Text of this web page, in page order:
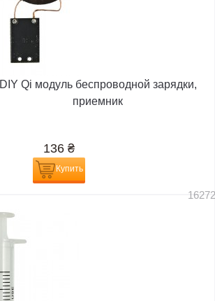
DIY Qi модуль беспроводной зарядки,
приемник
136 ₴
Купить